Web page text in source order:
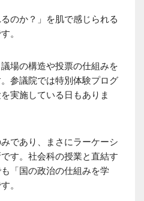
のか？」を肌で感じられる
。
場の構造や投票の仕組みを
参議院では特別体験プログ
実施している日もありま
であり、まさにラーケーシ
す。社会科の授業と直結す
「国の政治の仕組みを学
。